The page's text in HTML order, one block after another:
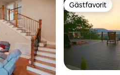
Gästfavorit
Gästfavorit